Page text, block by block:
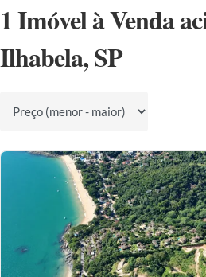
1 Imóvel à Venda
Ilhabela, SP
Ordenar por